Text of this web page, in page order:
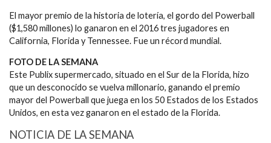
El mayor premio de la historia de lotería, el gordo del Powerball
($1,580 millones) lo ganaron en el 2016 tres jugadores en
California, Florida y Tennessee. Fue un récord mundial.
FOTO DE LA SEMANA
Este Publix supermercado, situado en el Sur de la Florida, hizo
que un desconocido se vuelva millonario, ganando el premio
mayor del Powerball que juega en los 50 Estados de los Estados
Unidos, en esta vez ganaron en el estado de la Florida.
NOTICIA DE LA SEMANA